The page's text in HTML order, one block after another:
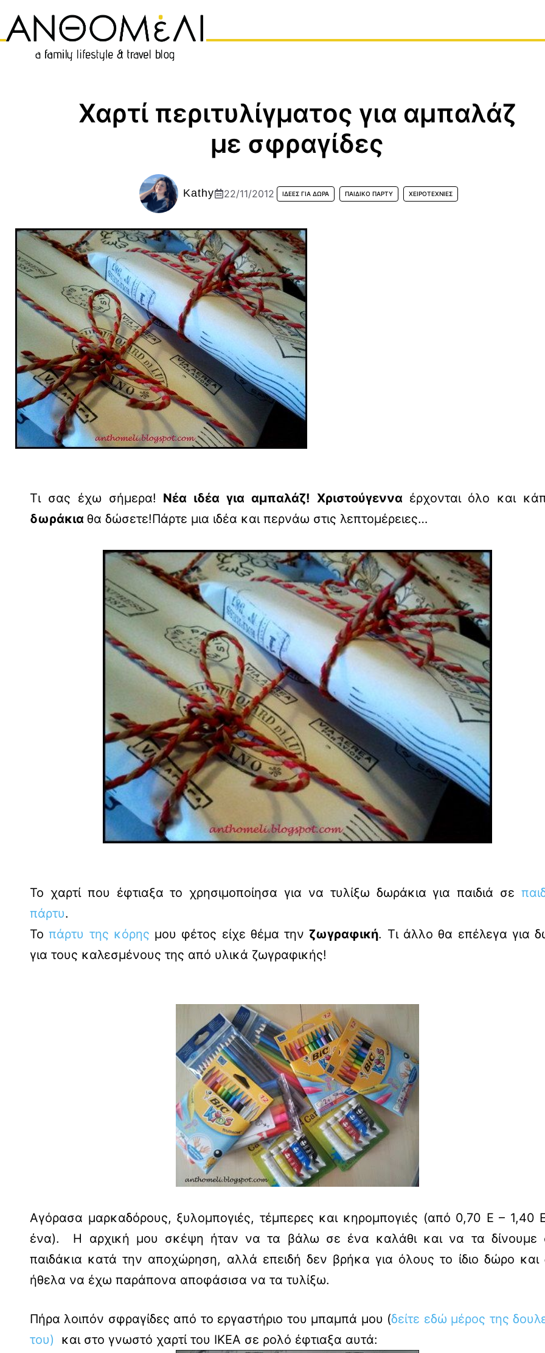
περιεχόμενο
Χαρτί περιτυλίγματος για αμπαλάζ
με σφραγίδες
Kathy 22/11/2012 ΙΔΈΕΣ ΓΙΑ ΔΏΡΑ ΠΑΙΔΙΚΌ ΠΆΡΤΥ ΧΕΙΡΟΤΕΧΝΊΕΣ
Τι σας έχω σήμερα! Νέα ιδέα για αμπαλάζ! Χριστούγεννα έρχονται όλο και
δωράκια θα δώσετε!Πάρτε μια ιδέα και περνάω στις λεπτομέρειες…
Το χαρτί που έφτιαξα το χρησιμοποίησα για να τυλίξω δωράκια για παιδιά σε
πάρτυ.
Τοπάρτυ της κόρης μου φέτος είχε θέμα τηνζωγραφική. Τι άλλο θα επέλεγα για
για τους καλεσμένους της από υλικά ζωγραφικής!
Αγόρασα μαρκαδόρους, ξυλομπογιές, τέμπερες και κηρομπογιές (από 0,70 Ε – 1,40
ένα). Η αρχική μου σκέψη ήταν να τα βάλω σε ένα καλάθι και να τα δίνουμε
παιδάκια κατά την αποχώρηση, αλλά επειδή δεν βρήκα για όλους το ίδιο δώρο και
ήθελα να έχω παράπονα αποφάσισα να τα τυλίξω.
Πήρα λοιπόν σφραγίδες από το εργαστήριο του μπαμπά μου (δείτε εδώ μέρος της
του) και στο γνωστό χαρτί του ΙΚΕΑ σε ρολό έφτιαξα αυτά: